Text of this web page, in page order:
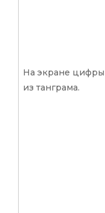
На экране цифры
из танграма.